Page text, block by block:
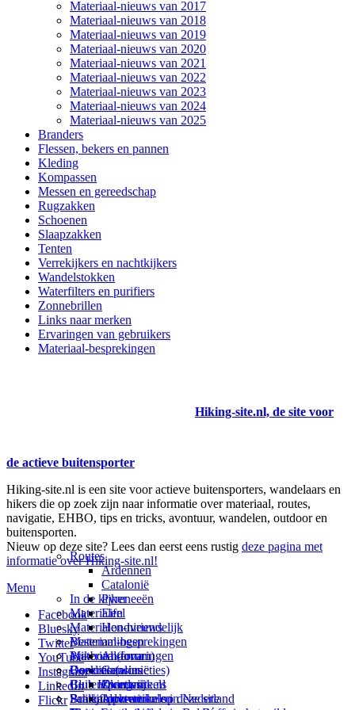
Materiaal-nieuws van 2017
Materiaal-nieuws van 2018
Materiaal-nieuws van 2019
Materiaal-nieuws van 2020
Materiaal-nieuws van 2021
Materiaal-nieuws van 2022
Materiaal-nieuws van 2023
Materiaal-nieuws van 2024
Materiaal-nieuws van 2025
Branders
Flessen, bekers en pannen
Kleding
Kompassen
Messen en gereedschap
Rugzakken
Schoenen
Slaapzakken
Tenten
Verrekijkers en nachtkijkers
Wandelstokken
Waterfilters en purifiers
Zonnebrillen
Links naar merken
Ervaringen van gebruikers
Materiaal-besprekingen
Hiking-site.nl, de site voor
de actieve buitensporter
Hiking-site.nl is een site voor actieve buitensporters, wandelaars en
hikers die op zoek zijn naar informatie over materiaal, routes,
navigatie, EHBO, tips en tricks, avontuur, wandelen, outdoor en
buitensporten.
Nieuw op deze site? Lees dan eerst eens rustig deze pagina met
informatie over Hiking-site.nl!
Menu
Facebook
Bluesky
Twitter
YouTube
Instagram
LinkedIn
Flickr
Prikbord (forum)
Goodies (winacties)
Club Hiking-site.nl
Schrijfblok-artikelen
In de kijker
Materialen
Materialen-nieuws
Materiaal-besprekingen
Materiaal-ervaringen
Boekrecensies
Buitensportwinkels
Buitensportwinkels in Nederland
Routes
Ardennen
Catalonië
Pyreneeën
Eifel
Hondvriendelijk
Bestemmingen
Andorra
Catalonië
Zweden
Paalkamperen
Deze site
Over mij
Adverteren op deze site